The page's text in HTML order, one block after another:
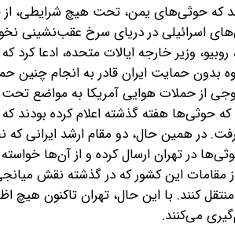
که حوثی‌های یمن، تحت هیچ شرایطی،
اسرائیلی در دریای سرخ عقب‌نشینی
از حملات هوایی آمریکا به مواضع تحت
حوثی‌ها هفته گذشته اعلام کرده بودند
در همین حال، دو مقام ارشد ایرانی که
در تهران ارسال کرده و از آن‌ها
مقامات این کشور که در گذشته نقش
کنند. با این حال، تهران تاکنون هیچ
می‌کنند.